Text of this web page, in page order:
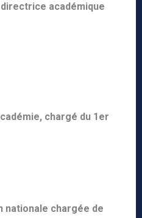
académique
chargé du 1er
nationale chargée de